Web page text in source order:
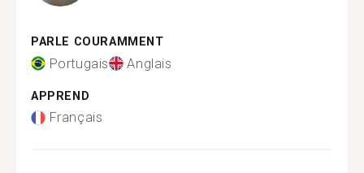
PARLE COURAMMENT
Portugais Anglais
APPREND
Français